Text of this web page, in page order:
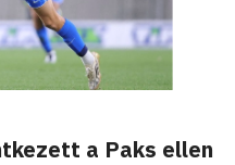
a Paks ellen